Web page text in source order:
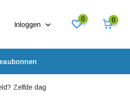
Inloggen
0 0
Zelfde dag